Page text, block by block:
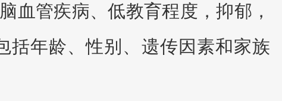
血管疾病、低教育程度，抑郁，
括年龄、性别、遗传因素和家族